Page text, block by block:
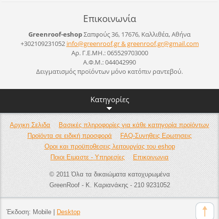
Επικοινωνία
Greenroof-eshopΣαπφούς 36, 17676, Καλλιθέα, Αθήνα
+302109231052 info@greenroof.gr & greenroof.gr@gmail.com
Αρ. Γ.Ε.ΜΗ.: 065529703000
Α.Φ.Μ.: 044042990
Δειγματισμός προϊόντων μόνο κατόπιν ραντεβού.
Κατηγορίες
Αρχικη Σελιδα
Βασικές πληροφορίες για κάθε κατηγορία προϊόντων
Προϊόντα σε ειδική προσφορά
FAQ-Συνηθεις Ερωτησεις
Οροι και προϋποθεσεις λειτουργίας του eshop
Ποιοι Ειμαστε - Υπηρεσίες
Επικοινωνια
© 2011 Όλα τα δικαιώματα κατοχυρωμένα
GreenRoof - Κ. Καριανάκης - 210 9231052
Έκδοση: Mobile| Desktop